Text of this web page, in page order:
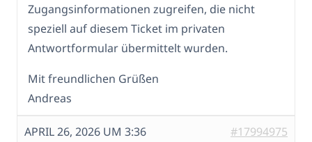
Zugangsinformationen zugreifen, die nicht
speziell auf diesem Ticket im privaten
Antwortformular übermittelt wurden.
Mit freundlichen Grüßen
Andreas
APRIL 26, 2026 UM 3:36 #17994975